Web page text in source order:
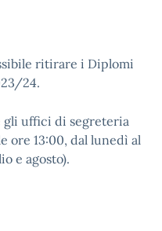
ritirare i Diplomi
24.
gli uffici di segreteria
ore 13:00, dal lunedì al
e agosto).